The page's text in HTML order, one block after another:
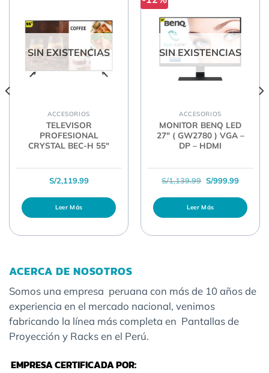
SIN EXISTENCIAS
ACCESORIOS
TELEVISOR
PROFESIONAL
CRYSTAL BEC-H 55″
S/2,119.99
Leer Más
SIN EXISTENCIAS
ACCESORIOS
MONITOR BENQ LED
27″ ( GW2780 ) VGA –
DP – HDMI
S/1,139.99 El precio
S/999.99El
Leer Más
S/3,499.99.
actual es: S/3,239.99.
ACERCA DE NOSOTROS
Somos una empresa peruana con más de 10 años de
experiencia en el mercado nacional, venimos
fabricando la línea más completa en Pantallas de
Proyección y Racks en el Perú.
EMPRESA CERTIFICADA POR: